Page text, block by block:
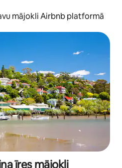
mājokli Airbnb platformā
īres mājokļi